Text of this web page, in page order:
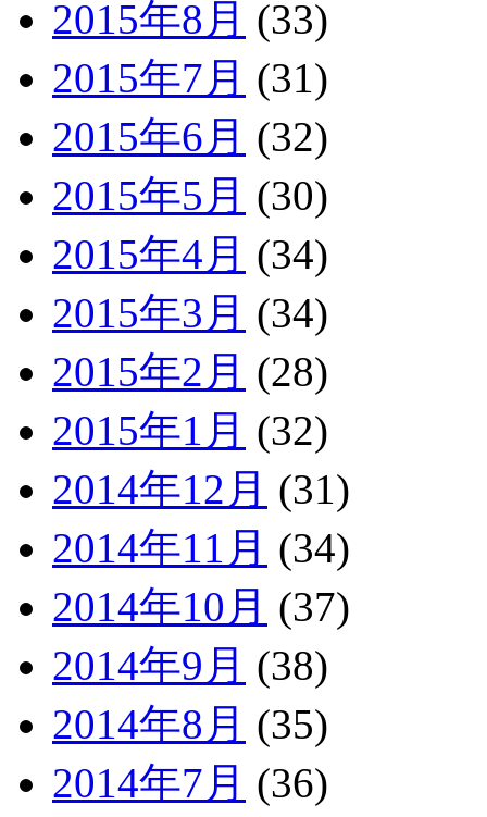
2015年8月 (33)
2015年7月 (31)
2015年6月 (32)
2015年5月 (30)
2015年4月 (34)
2015年3月 (34)
2015年2月 (28)
2015年1月 (32)
2014年12月 (31)
2014年11月 (34)
2014年10月 (37)
2014年9月 (38)
2014年8月 (35)
2014年7月 (36)